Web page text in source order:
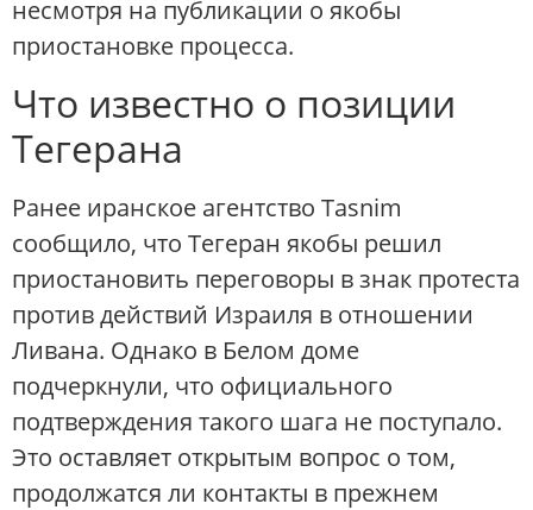
несмотря на публикации о якобы
приостановке процесса.
Что известно о позиции
Тегерана
Ранее иранское агентство Tasnim
сообщило, что Тегеран якобы решил
приостановить переговоры в знак протеста
против действий Израиля в отношении
Ливана. Однако в Белом доме
подчеркнули, что официального
подтверждения такого шага не поступало.
Это оставляет открытым вопрос о том,
продолжатся ли контакты в прежнем